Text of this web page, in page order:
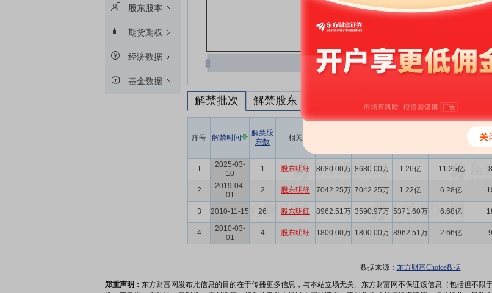
股东股本
期货期权
经济数据
基金数据
解禁批次 解禁股东
序号 解禁时间
解禁股
东数
相关
实际解禁市值
占
1
2025-03-
10
1 股东明细 8680.00万 8680.00万 1.26亿 11.25亿
2
2019-04-
01
2 股东明细 7042.25万 7042.25万 1.22亿 6.28亿
3 2010-11-15 26 股东明细 8962.51万 3590.97万 5371.60万 6.68亿
4
2010-03-
01
4 股东明细 1800.00万 1800.00万 8962.51万 2.66亿
数据来源： 东方财富Choice数据
郑重声明： 东方财富网发布此信息的目的在于传播更多信息，与本站立场无关。东方财富网不保证该信息（包括但不